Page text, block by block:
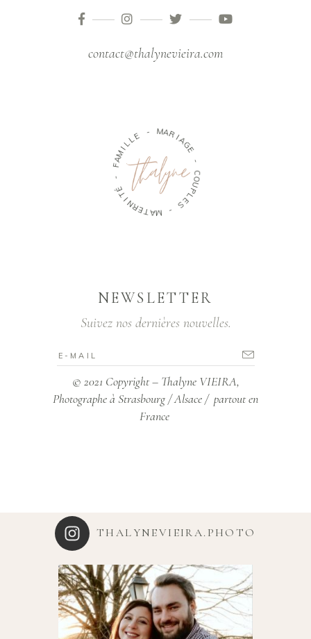
contact@thalynevieira.com
- MARI
A
G
E
-
C
O
U
P
L
E
S
-
M
A
T
E
R
N
I
T
É
-
F
AM
ILL E
NEWSLETTER
Suivez nos dernières nouvelles.
© 2021 Copyright – Thalyne VIEIRA,
Photographe à Strasbourg / Alsace / partout en
France
THALYNEVIEIRA.PHOTO